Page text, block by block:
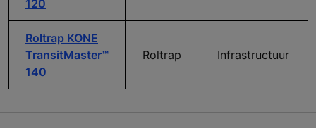
120
Roltrap KONE
TransitMaster™
140
Roltrap Infrastructuur